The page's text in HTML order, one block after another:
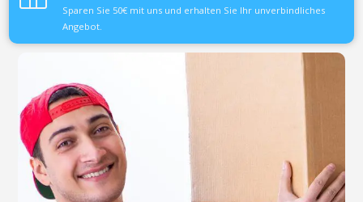
Sparen Sie 50€ mit uns und erhalten Sie Ihr unverbindliches
Angebot.